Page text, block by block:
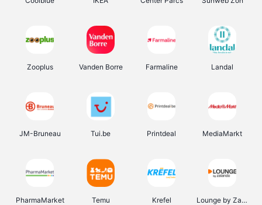
Zooplus Vanden Borre Farmaline Landal
JM-Bruneau Tui.be Printdeal MediaMarkt
PharmaMarket Temu Krefel Lounge by Zalando